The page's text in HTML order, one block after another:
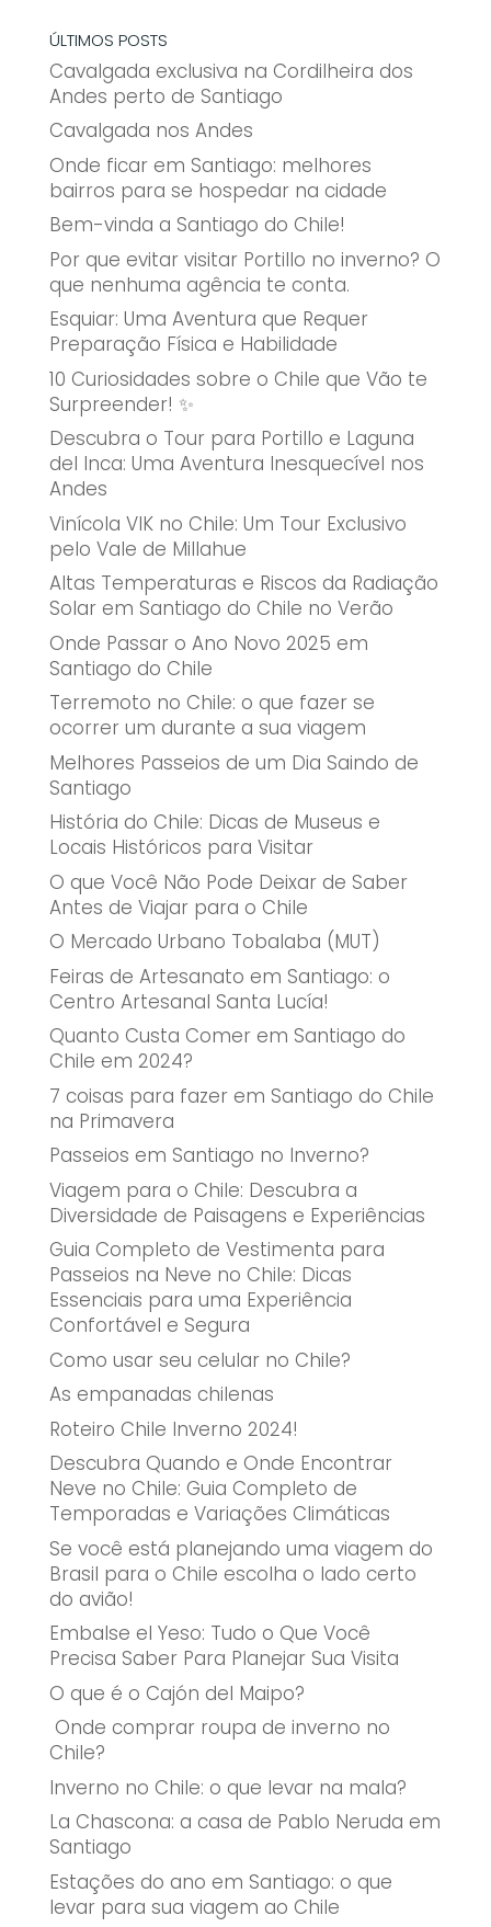
ÚLTIMOS POSTS
Cavalgada exclusiva na Cordilheira dos
Andes perto de Santiago
Cavalgada nos Andes
Onde ficar em Santiago: melhores
bairros para se hospedar na cidade
Bem-vinda a Santiago do Chile!
Por que evitar visitar Portillo no inverno? O
que nenhuma agência te conta.
Esquiar: Uma Aventura que Requer
Preparação Física e Habilidade
10 Curiosidades sobre o Chile que Vão te
Surpreender! ✨
Descubra o Tour para Portillo e Laguna
del Inca: Uma Aventura Inesquecível nos
Andes
Vinícola VIK no Chile: Um Tour Exclusivo
pelo Vale de Millahue
Altas Temperaturas e Riscos da Radiação
Solar em Santiago do Chile no Verão
Onde Passar o Ano Novo 2025 em
Santiago do Chile
Terremoto no Chile: o que fazer se
ocorrer um durante a sua viagem
Melhores Passeios de um Dia Saindo de
Santiago
História do Chile: Dicas de Museus e
Locais Históricos para Visitar
O que Você Não Pode Deixar de Saber
Antes de Viajar para o Chile
O Mercado Urbano Tobalaba (MUT)
Feiras de Artesanato em Santiago: o
Centro Artesanal Santa Lucía!
Quanto Custa Comer em Santiago do
Chile em 2024?
7 coisas para fazer em Santiago do Chile
na Primavera
Passeios em Santiago no Inverno?
Viagem para o Chile: Descubra a
Diversidade de Paisagens e Experiências
Guia Completo de Vestimenta para
Passeios na Neve no Chile: Dicas
Essenciais para uma Experiência
Confortável e Segura
Como usar seu celular no Chile?
As empanadas chilenas
Roteiro Chile Inverno 2024!
Descubra Quando e Onde Encontrar
Neve no Chile: Guia Completo de
Temporadas e Variações Climáticas
Se você está planejando uma viagem do
Brasil para o Chile escolha o lado certo
do avião!
Embalse el Yeso: Tudo o Que Você
Precisa Saber Para Planejar Sua Visita
O que é o Cajón del Maipo?
Onde comprar roupa de inverno no
Chile?
Inverno no Chile: o que levar na mala?
La Chascona: a casa de Pablo Neruda em
Santiago
Estações do ano em Santiago: o que
levar para sua viagem ao Chile